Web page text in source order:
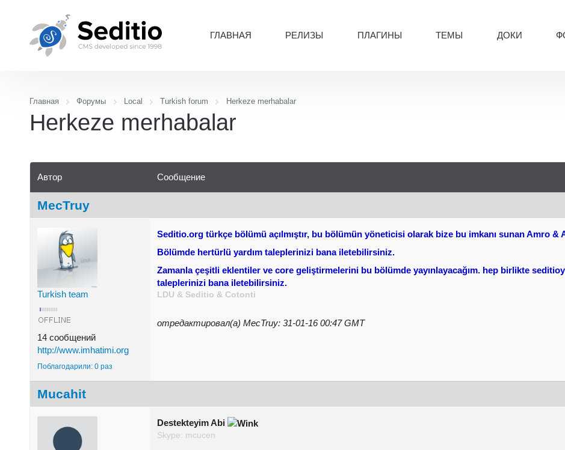
ГЛАВНАЯ РЕЛИЗЫ ПЛАГИНЫ ТЕМЫ ДОКИ
Главная Форумы Local Turkish forum Herkeze merhabalar
Herkeze merhabalar
Автор Сообщение
MecTruy
Turkish team
14 сообщений
http://www.imhatimi.org
Поблагодарили: 0 раз
Seditio.org türkçe bölümü açılmıştır, bu bölümün yöneticisi olarak bize bu imkanı sunan Amro &
Bölümde hertürlü yardım taleplerinizi bana iletebilirsiniz.
Zamanla çeşitli eklentiler ve core geliştirmelerini bu bölümde yayınlayacağım. hep birlikte
taleplerinizi bana iletebilirsiniz.
LDU & Seditio & Cotonti
отредактировал(а) MecTruy: 31-01-16 00:47 GMT
Mucahit
Destekteyim Abi
Skype: mcucen